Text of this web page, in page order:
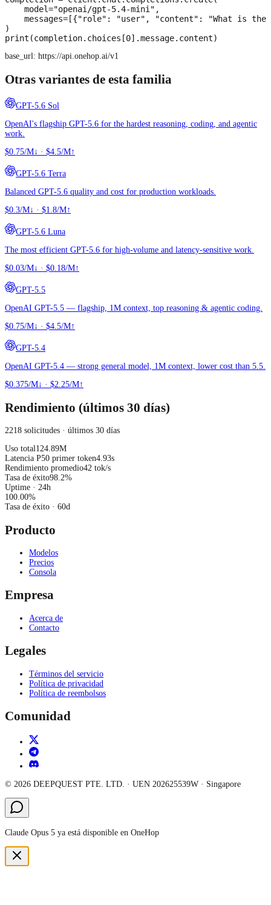
    model="openai/gpt-5.4-mini",
messages=[{"role": "user", "content": "What is the
)
print(completion.choices[0].message.content)
base_url: https://api.onehop.ai/v1
Otras variantes de esta familia
GPT-5.6 Sol
OpenAI's flagship GPT-5.6 for the hardest reasoning, coding, and agentic
work.
$0.75/M↓ · $4.5/M↑
GPT-5.6 Terra
Balanced GPT-5.6 quality and cost for production workloads.
$0.3/M↓ · $1.8/M↑
GPT-5.6 Luna
The most efficient GPT-5.6 for high-volume and latency-sensitive work.
$0.03/M↓ · $0.18/M↑
GPT-5.5
OpenAI GPT-5.5 — flagship, 1M context, top reasoning & agentic coding.
$0.75/M↓ · $4.5/M↑
GPT-5.4
OpenAI GPT-5.4 — strong general model, 1M context, lower cost than 5.5.
$0.375/M↓ · $2.25/M↑
Rendimiento (últimos 30 días)
2218 solicitudes · últimos 30 días
Uso total124.89M
Latencia P50 primer token4.93s
Rendimiento promedio42 tok/s
Tasa de éxito98.2%
Uptime · 24h
100.00%
Tasa de éxito · 60d
Producto
Modelos
Precios
Consola
Empresa
Acerca de
Contacto
Legales
Términos del servicio
Política de privacidad
Política de reembolsos
Comunidad
© 2026 DEEPQUEST PTE. LTD. · UEN 202625539W · Singapore
Claude Opus 5 ya está disponible en OneHop